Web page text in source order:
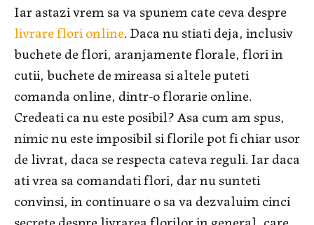
Iar astazi vrem sa va spunem cate ceva despre
livrare flori online. Daca nu stiati deja, inclusiv
buchete de flori, aranjamente florale, flori in
cutii, buchete de mireasa si altele puteti
comanda online, dintr-o florarie online.
Credeati ca nu este posibil? Asa cum am spus,
nimic nu este imposibil si florile pot fi chiar usor
de livrat, daca se respecta cateva reguli. Iar daca
ati vrea sa comandati flori, dar nu sunteti
convinsi, in continuare o sa va dezvaluim cinci